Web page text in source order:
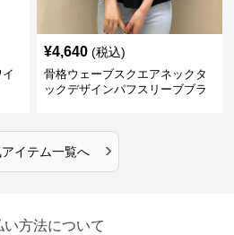
¥4,640 (税込)
骨格ウェーブスクエアネックタ
ックデザインパフスリーブブラ
アイテム一覧へ ›
い方法について